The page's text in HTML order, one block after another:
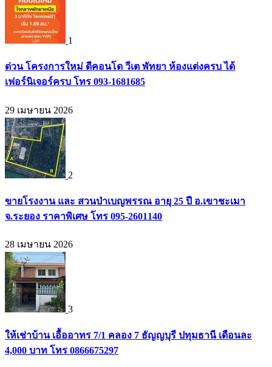
1
ด่วน โครงการใหม่ ดีคอนโด วีเต พัทยา ห้องแต่งครบ ได้
เฟอร์นิเจอร์ครบ โทร 093-1681685
29 เมษายน 2026
2
ขายโรงงาน และ สวนป่าเบญพรรณ อายุ 25 ปี อ.เขาชะเมา
จ.ระยอง ราคาพิเศษ โทร 095-2601140
28 เมษายน 2026
3
ให้เช่าบ้าน เอื้ออาทร 7/1 คลอง 7 ธัญญบุรี ปทุมธานี เดือนละ
4,000 บาท โทร 0866675297